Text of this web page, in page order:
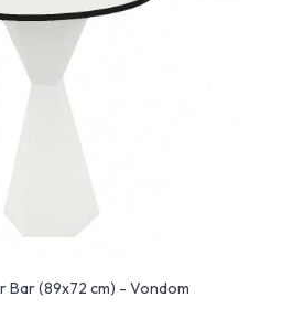
Bar (89x72 cm) - Vondom